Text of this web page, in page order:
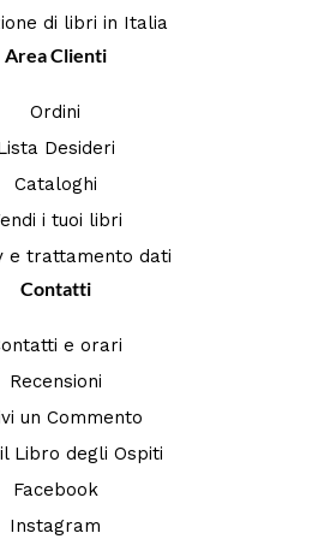
di libri in Italia
Area Clienti
Ordini
Desideri
Cataloghi
i tuoi libri
e trattamento dati
Contatti
e orari
Recensioni
un Commento
Libro degli Ospiti
Facebook
Instagram